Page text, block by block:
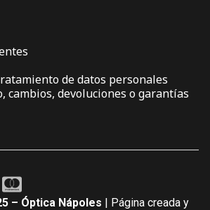
de datos personales
cambios, devoluciones o garantías
– Óptica Nápoles | Página creada y